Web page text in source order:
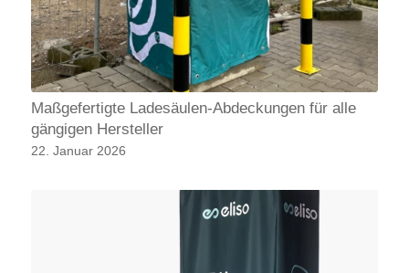
Maßgefertigte Ladesäulen-Abdeckungen für alle
gängigen Hersteller
22. Januar 2026